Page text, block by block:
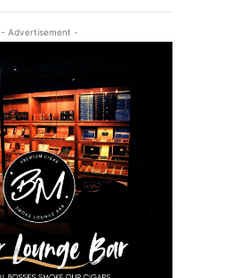
- Advertisement -